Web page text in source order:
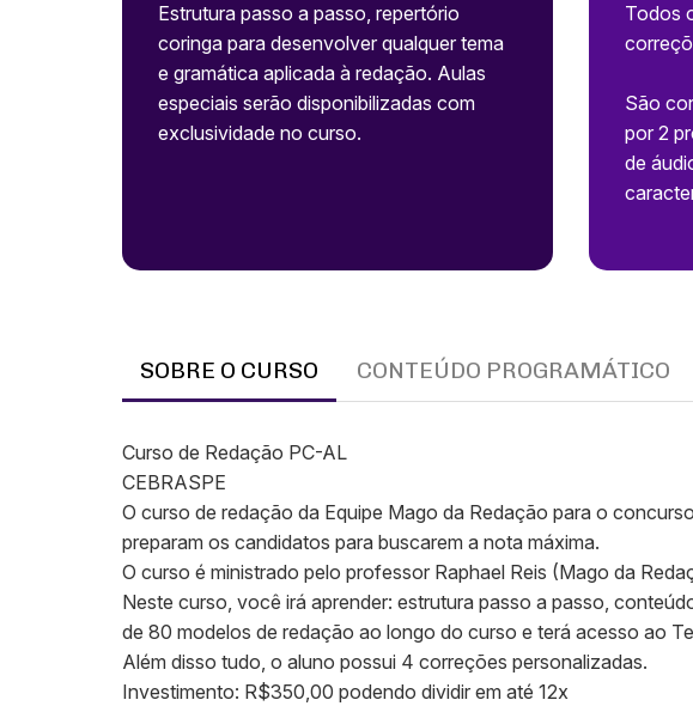
Estrutura passo a passo, repertório
coringa para desenvolver qualquer tema
e gramática aplicada à redação. Aulas
especiais serão disponibilizadas com
exclusividade no curso.
Todos
São
por 2
de
SOBRE O CURSO CONTEÚDO PROGRAMÁTICO
Curso de Redação PC-AL
CEBRASPE
O curso de redação da Equipe Mago da Redação para o
preparam os candidatos para buscarem a nota máxima.
O curso é ministrado pelo professor Raphael Reis (Mago da
Neste curso, você irá aprender: estrutura passo a passo,
de 80 modelos de redação ao longo do curso e terá acesso ao
Além disso tudo, o aluno possui 4 correções personalizadas.
Investimento: R$350,00 podendo dividir em até 12x